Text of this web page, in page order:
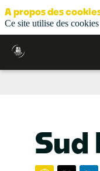
Sud
A propos des
Ce site utilise des